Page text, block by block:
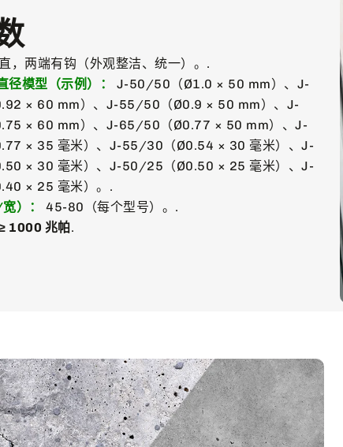
，两端有钩（外观整洁、统一）。.
径模型（示例）：
J-50/50（Ø1.0 × 50 mm）、J-
× 60 mm）、J-55/50（Ø0.9 × 50 mm）、J-
× 60 mm）、J-65/50（Ø0.77 × 50 mm）、J-
× 35 毫米）、J-55/30（Ø0.54 × 30 毫米）、J-
× 30 毫米）、J-50/25（Ø0.50 × 25 毫米）、J-
× 25 毫米）。.
）：
45-80（每个型号）。.
1000 兆帕.